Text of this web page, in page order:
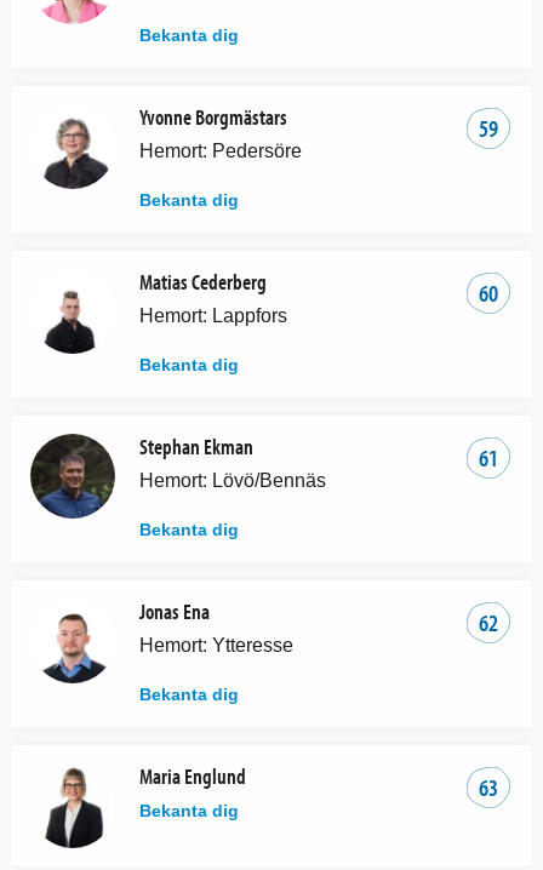
Bekanta dig
59
Yvonne Borgmästars
Hemort: Pedersöre
Bekanta dig
60
Matias Cederberg
Hemort: Lappfors
Bekanta dig
61
Stephan Ekman
Hemort: Lövö/Bennäs
Bekanta dig
62
Jonas Ena
Hemort: Ytteresse
Bekanta dig
63
Maria Englund
Bekanta dig